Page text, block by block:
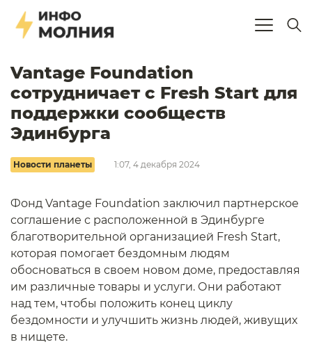
Vantage Foundation
сотрудничает с Fresh Start для
поддержки сообществ
Эдинбурга
Новости планеты 1:07, 4 декабря 2024
Фонд Vantage Foundation заключил партнерское
соглашение с расположенной в Эдинбурге
благотворительной организацией Fresh Start,
которая помогает бездомным людям
обосноваться в своем новом доме, предоставляя
им различные товары и услуги. Они работают
над тем, чтобы положить конец циклу
бездомности и улучшить жизнь людей, живущих
в нищете.